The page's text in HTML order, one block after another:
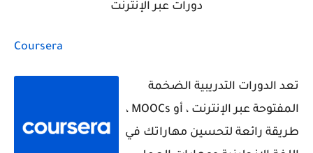
دورات عبر الإنترنت
Coursera
تعد الدورات التدريبية الضخمة
المفتوحة عبر الإنترنت ، أو MOOCs ،
طريقة رائعة لتحسين مهاراتك في